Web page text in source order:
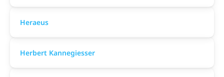
Heraeus
Herbert Kannegiesser